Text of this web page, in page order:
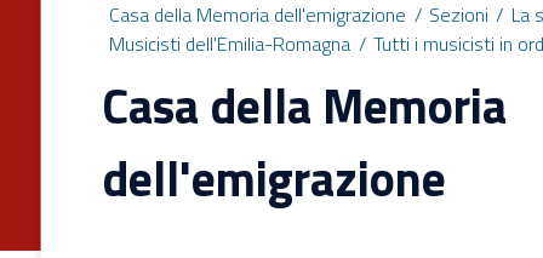
Newsletter
Casa della Memoria dell'emigrazione
Sezioni
La
Musicisti dell'Emilia-Romagna
Tutti i musicisti in
Casa della Memoria
dell'emigrazione